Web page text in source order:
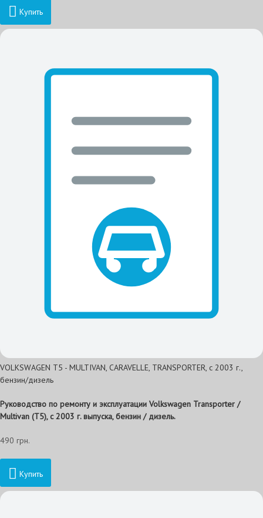
Купить
VOLKSWAGEN T5 - MULTIVAN, CARAVELLE, TRANSPORTER, с 2003 г.,
бензин/дизель
Руководство по ремонту и эксплуатации Volkswagen Transporter /
Multivan (T5), с 2003 г. выпуска, бензин / дизель.
490 грн.
Купить